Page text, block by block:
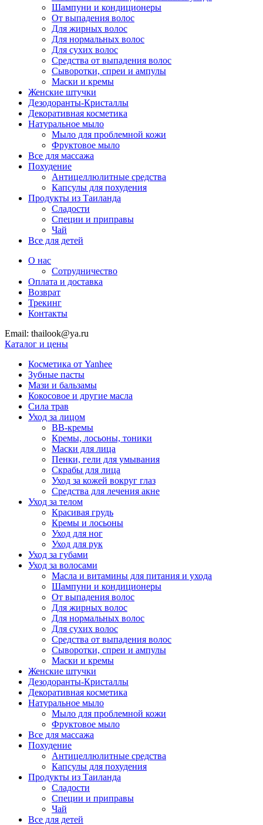
Шампуни и кондиционеры
От выпадения волос
Для жирных волос
Для нормальных волос
Для сухих волос
Средства от выпадения волос
Сыворотки, спреи и ампулы
Маски и кремы
Женские штучки
Дезодоранты-Кристаллы
Декоративная косметика
Натуральное мыло
Мыло для проблемной кожи
Фруктовое мыло
Все для массажа
Похудение
Антицеллюлитные средства
Капсулы для похудения
Продукты из Таиланда
Сладости
Специи и приправы
Чай
Все для детей
О нас
Сотрудничество
Оплата и доставка
Возврат
Трекинг
Контакты
Email: thailook@ya.ru
Каталог и цены
Косметика от Yanhee
Зубные пасты
Мази и бальзамы
Кокосовое и другие масла
Сила трав
Уход за лицом
BB-кремы
Кремы, лосьоны, тоники
Маски для лица
Пенки, гели для умывания
Скрабы для лица
Уход за кожей вокруг глаз
Средства для лечения акне
Уход за телом
Красивая грудь
Кремы и лосьоны
Уход для ног
Уход для рук
Уход за губами
Уход за волосами
Масла и витамины для питания и ухода
Шампуни и кондиционеры
От выпадения волос
Для жирных волос
Для нормальных волос
Для сухих волос
Средства от выпадения волос
Сыворотки, спреи и ампулы
Маски и кремы
Женские штучки
Дезодоранты-Кристаллы
Декоративная косметика
Натуральное мыло
Мыло для проблемной кожи
Фруктовое мыло
Все для массажа
Похудение
Антицеллюлитные средства
Капсулы для похудения
Продукты из Таиланда
Сладости
Специи и приправы
Чай
Все для детей